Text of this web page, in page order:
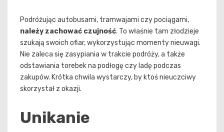
Podróżując autobusami, tramwajami czy pociągami,
należy zachować czujność. To właśnie tam złodzieje
szukają swoich ofiar, wykorzystując momenty nieuwagi.
Nie zaleca się zasypiania w trakcie podróży, a także
odstawiania torebek na podłogę czy ladę podczas
zakupów. Krótka chwila wystarczy, by ktoś nieuczciwy
skorzystał z okazji.
Unikanie